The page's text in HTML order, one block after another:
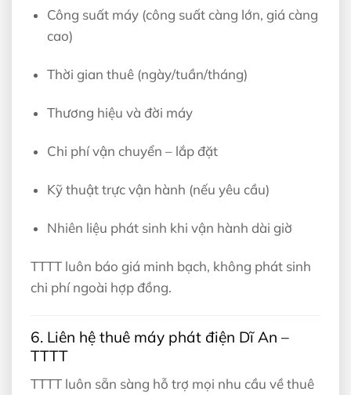
Công suất máy (công suất càng lớn, giá càng
cao)
Thời gian thuê (ngày/tuần/tháng)
Thương hiệu và đời máy
Chi phí vận chuyển – lắp đặt
Kỹ thuật trực vận hành (nếu yêu cầu)
Nhiên liệu phát sinh khi vận hành dài giờ
TTTT luôn báo giá minh bạch, không phát sinh
chi phí ngoài hợp đồng.
6. Liên hệ thuê máy phát điện Dĩ An –
TTTT
TTTT luôn sẵn sàng hỗ trợ mọi nhu cầu về thuê